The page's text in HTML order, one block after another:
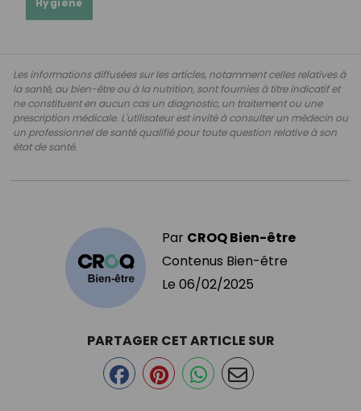
Les informations diffusées sur les articles, notamment celles relatives à
la santé, au bien-être ou à la nutrition, sont fournies à titre indicatif et
ne constituent en aucun cas un diagnostic, un traitement ou une
prescription médicale. L'utilisateur est invité à consulter un médecin ou
un professionnel de santé qualifié pour toute question relative à son
état de santé.
Par CROQ Bien-être
Contenus Bien-être
Le 06/02/2025
PARTAGER CET ARTICLE SUR